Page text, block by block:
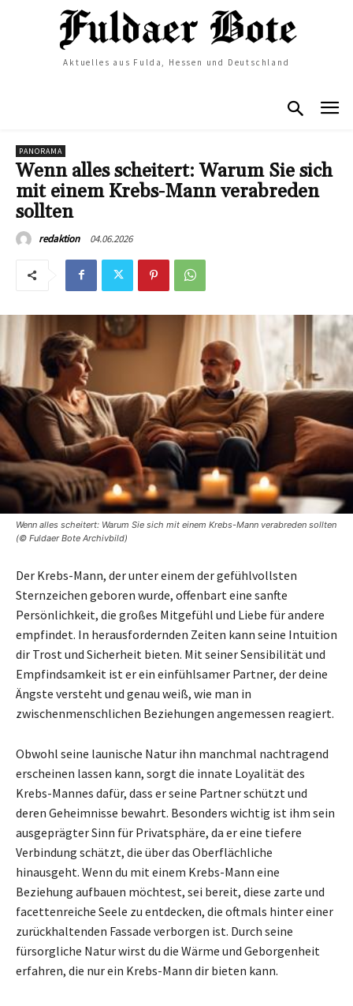
Aktuelles aus Fulda, Hessen und Deutschland
PANORAMA
Wenn alles scheitert: Warum Sie sich
mit einem Krebs-Mann verabreden
sollten
redaktion 04.06.2026
Wenn alles scheitert: Warum Sie sich mit einem Krebs-Mann verabreden sollten
(© Fuldaer Bote Archivbild)
Der Krebs-Mann, der unter einem der gefühlvollsten
Sternzeichen geboren wurde, offenbart eine sanfte
Persönlichkeit, die großes Mitgefühl und Liebe für andere
empfindet. In herausfordernden Zeiten kann seine Intuition
dir Trost und Sicherheit bieten. Mit seiner Sensibilität und
Empfindsamkeit ist er ein einfühlsamer Partner, der deine
Ängste versteht und genau weiß, wie man in
zwischenmenschlichen Beziehungen angemessen reagiert.
Obwohl seine launische Natur ihn manchmal nachtragend
erscheinen lassen kann, sorgt die innate Loyalität des
Krebs-Mannes dafür, dass er seine Partner schützt und
deren Geheimnisse bewahrt. Besonders wichtig ist ihm sein
ausgeprägter Sinn für Privatsphäre, da er eine tiefere
Verbindung schätzt, die über das Oberflächliche
hinausgeht. Wenn du mit einem Krebs-Mann eine
Beziehung aufbauen möchtest, sei bereit, diese zarte und
facettenreiche Seele zu entdecken, die oftmals hinter einer
zurückhaltenden Fassade verborgen ist. Durch seine
fürsorgliche Natur wirst du die Wärme und Geborgenheit
erfahren, die nur ein Krebs-Mann dir bieten kann.